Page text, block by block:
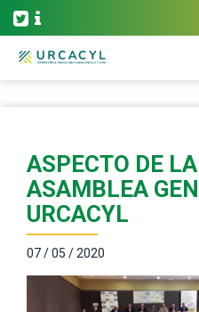
ASPECTO DE
ASAMBLEA
URCACYL
07 / 05 / 2020